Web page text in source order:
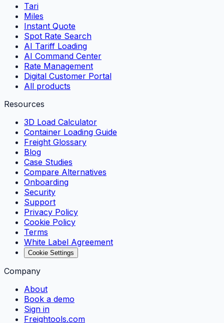
Tari
Miles
Instant Quote
Spot Rate Search
AI Tariff Loading
AI Command Center
Rate Management
Digital Customer Portal
All products
Resources
3D Load Calculator
Container Loading Guide
Freight Glossary
Blog
Case Studies
Compare Alternatives
Onboarding
Security
Support
Privacy Policy
Cookie Policy
Terms
White Label Agreement
Cookie Settings
Company
About
Book a demo
Sign in
Freightools.com